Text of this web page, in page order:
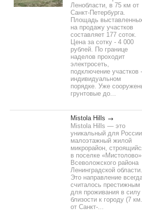
Ленобласти, в 75 км от
Санкт-Петербурга.
Площадь
на продажу участков
составляет 177 соток.
Цена за сотку - 4 000
рублей. По границе
наделов проходит
электросеть,
подключение участков
индивидуальном
порядке. Уже
грунтовые до...
Mistola Hills
Mistola Hills — это
уникальный для России
малоэтажный жилой
микрорайон,
в поселке «Мистолово»
Всеволожского района
Ленинградской области.
Это направление
считалось престижным
для проживания в силу
близости к городу (7 км.
от Санкт-...